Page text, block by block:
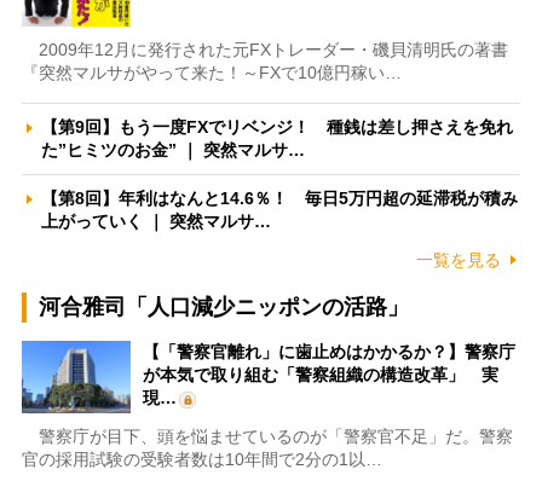
2009年12月に発行された元FXトレーダー・磯貝清明氏の著書
『突然マルサがやって来た！～FXで10億円稼い…
【第9回】もう一度FXでリベンジ！ 種銭は差し押さえを免れ
た”ヒミツのお金” ｜ 突然マルサ…
【第8回】年利はなんと14.6％！ 毎日5万円超の延滞税が積み
上がっていく ｜ 突然マルサ…
一覧を見る
河合雅司「人口減少ニッポンの活路」
【「警察官離れ」に歯止めはかかるか？】警察庁
が本気で取り組む「警察組織の構造改革」 実
現…
警察庁が目下、頭を悩ませているのが「警察官不足」だ。警察
官の採用試験の受験者数は10年間で2分の1以…